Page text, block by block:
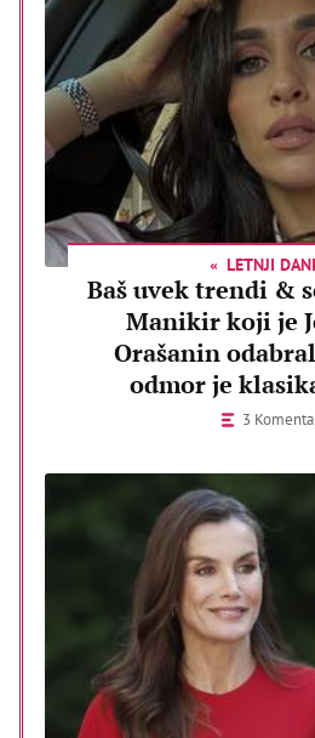
LETNJI DANI
Baš uvek trendi &
Manikir koji je
Orašanin
odmor je
3